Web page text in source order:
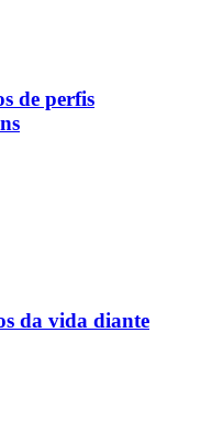
de perfis
da vida diante